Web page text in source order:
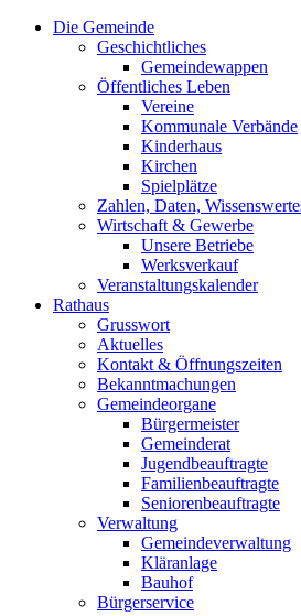
Die Gemeinde
Geschichtliches
Gemeindewappen
Öffentliches Leben
Vereine
Kommunale Verbände
Kinderhaus
Kirchen
Spielplätze
Zahlen, Daten,
Wirtschaft & Gewerbe
Unsere Betriebe
Werksverkauf
Veranstaltungskalender
Rathaus
Grusswort
Aktuelles
Kontakt & Öffnungszeiten
Bekanntmachungen
Gemeindeorgane
Bürgermeister
Gemeinderat
Jugendbeauftragte
Familienbeauftragte
Seniorenbeauftragte
Verwaltung
Gemeindeverwaltung
Kläranlage
Bauhof
Bürgerservice